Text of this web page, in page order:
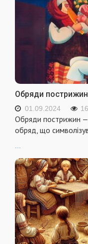
Обряди пострижин:
01.09.2024
Обряди пострижин —
обряд, що
...